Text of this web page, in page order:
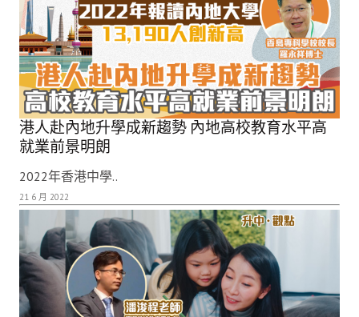
港人赴內地升學成新趨勢 內地高校教育水平高
就業前景明朗
2022年香港中學..
21 6 月 2022